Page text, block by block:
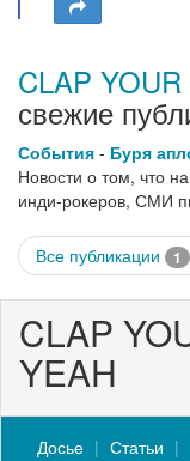
CLAP
свежие
События - Буря
Новости о том, что
инди-рокеров, СМИ
Все публикации 1
CLAP
YEAH
Досье Статьи